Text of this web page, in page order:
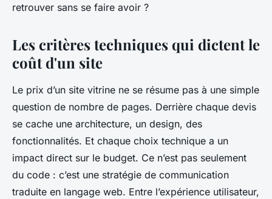
retrouver sans se faire avoir ?
Les critères techniques qui dictent le
coût d'un site
Le prix d’un site vitrine ne se résume pas à une simple
question de nombre de pages. Derrière chaque devis
se cache une architecture, un design, des
fonctionnalités. Et chaque choix technique a un
impact direct sur le budget. Ce n’est pas seulement
du code : c’est une stratégie de communication
traduite en langage web. Entre l’expérience utilisateur,